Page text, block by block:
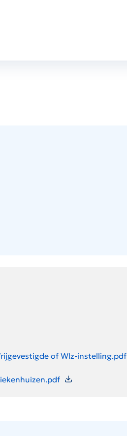
of Wlz-instelling.pdf